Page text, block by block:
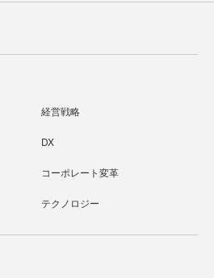
経営戦略
DX
コーポレート変革
テクノロジー